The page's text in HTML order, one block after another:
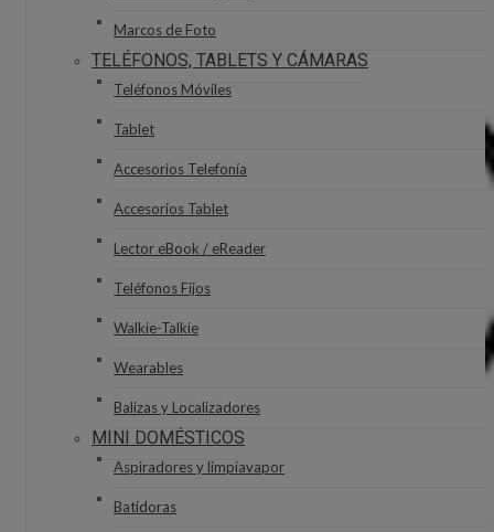
Marcos de Foto
TELÉFONOS, TABLETS Y CÁMARAS
Teléfonos Móviles
Tablet
Accesorios Telefonía
Accesorios Tablet
Lector eBook / eReader
Teléfonos Fijos
Walkie-Talkie
Wearables
Balizas y Localizadores
MINI DOMÉSTICOS
Aspiradores y limpiavapor
Batidoras